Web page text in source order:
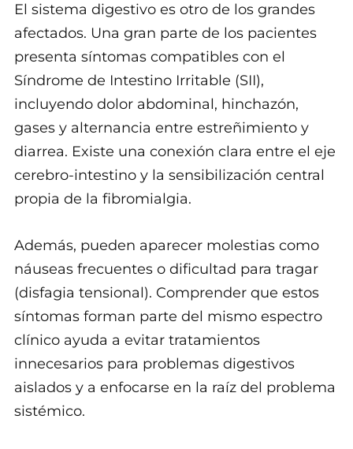
El sistema digestivo es otro de los grandes
afectados. Una gran parte de los pacientes
presenta síntomas compatibles con el
Síndrome de Intestino Irritable (SII),
incluyendo dolor abdominal, hinchazón,
gases y alternancia entre estreñimiento y
diarrea. Existe una conexión clara entre el eje
cerebro-intestino y la sensibilización central
propia de la fibromialgia.
Además, pueden aparecer molestias como
náuseas frecuentes o dificultad para tragar
(disfagia tensional). Comprender que estos
síntomas forman parte del mismo espectro
clínico ayuda a evitar tratamientos
innecesarios para problemas digestivos
aislados y a enfocarse en la raíz del problema
sistémico.